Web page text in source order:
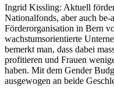
Ingrid Kissling: Aktuell
Nationalfonds, aber auch be-
Förderorganisation in Bern
wachstumsorientierte
bemerkt man, dass dabei
profitieren und Frauen
haben. Mit dem Gender
ausgewogen an beide